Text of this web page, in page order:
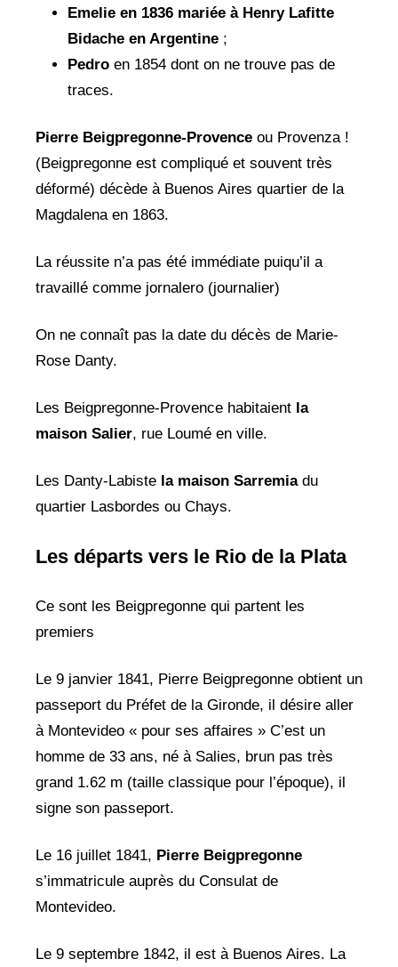
Emelie en 1836 mariée à Henry Lafitte
Bidache en Argentine ;
Pedro en 1854 dont on ne trouve pas de
traces.
Pierre Beigpregonne-Provence ou Provenza !
(Beigpregonne est compliqué et souvent très
déformé) décède à Buenos Aires quartier de la
Magdalena en 1863.
La réussite n’a pas été immédiate puiqu’il a
travaillé comme jornalero (journalier)
On ne connaît pas la date du décès de Marie-
Rose Danty.
Les Beigpregonne-Provence habitaient la
maison Salier, rue Loumé en ville.
Les Danty-Labiste la maison Sarremiadu
quartier Lasbordes ou Chays.
Les départs vers le Rio de la Plata
Ce sont les Beigpregonne qui partent les
premiers
Le 9 janvier 1841, Pierre Beigpregonne obtient un
passeport du Préfet de la Gironde, il désire aller
à Montevideo « pour ses affaires » C’est un
homme de 33 ans, né à Salies, brun pas très
grand 1.62 m (taille classique pour l’époque), il
signe son passeport.
Le 16 juillet 1841, Pierre Beigpregonne
s’immatricule auprès du Consulat de
Montevideo.
Le 9 septembre 1842, il est à Buenos Aires. La